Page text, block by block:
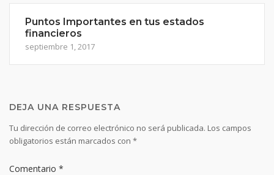
Puntos Importantes en tus estados
financieros
septiembre 1, 2017
DEJA UNA RESPUESTA
Tu dirección de correo electrónico no será publicada. Los campos
obligatorios están marcados con *
Comentario *